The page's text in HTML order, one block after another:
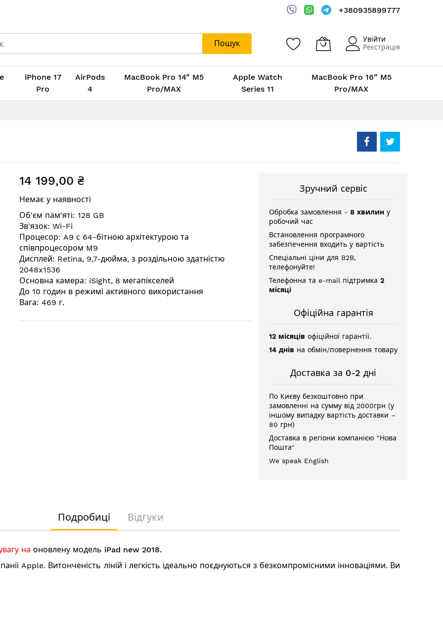
+380935899777
Пошук
Увійти
Реєстрація
iPhone 17
Pro
AirPods
4
MacBook Pro 14” M5
Pro/MAX
Apple Watch
Series 11
MacBook Pro 16” M5
Pro/MAX
14 199,00 ₴
Немає у наявності
Об'єм пам'яті: 128 GB
Зв'язок: Wi-Fi
Процесор: A9 с 64-бітною архітектурою та
співпроцесором M9
Дисплей: Retina, 9,7-дюйма, з роздільною здатністю
2048x1536
Основна камера: iSight, 8 мегапікселей
До 10 годин в режимі активного використання
Вага: 469 г.
Зручний сервіс
Обробка замовлення - 8 хвилин у
робочий час
Встановлення програмного
забезпечення входить у вартість
Спеціальні ціни для B2B,
телефонуйте!
Телефонна та e-mail підтримка 2
місяці
Офіційна гарантія
12 місяців офіційної гарантії.
14 днів на обмін/повернення товару
Доставка за 0-2 дні
По Києву безкоштовно при
замовленні на сумму від 2000грн (у
іншому випадку вартість доставки –
80 грн)
Доставка в регіони компанією "Нова
Пошта"
We speak English
Подробиці
на оновлену модель iPad new 2018.
Apple. Витонченість ліній і легкість ідеально поєднуються з безкомпромісними інноваціями. Ви
Відгуки